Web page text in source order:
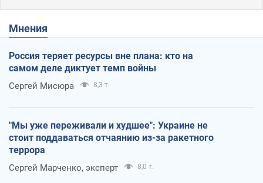
Мнения
Россия теряет ресурсы вне плана: кто на
самом деле диктует темп войны
Сергей Мисюра 8,3 т.
"Мы уже переживали и худшее": Украине не
стоит поддаваться отчаянию из-за ракетного
террора
Сергей Марченко, эксперт 8,0 т.